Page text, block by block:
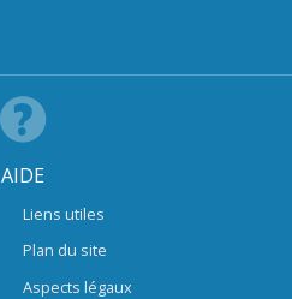
AIDE
Liens utiles
Plan du site
Aspects légaux